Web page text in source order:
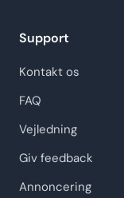
Support
Kontakt os
FAQ
Vejledning
Giv feedback
Annoncering